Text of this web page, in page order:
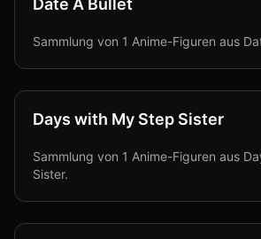
Date A Bullet
Sammlung von 1 Anime-Figuren aus
Days with My Step Sister
Sammlung von 1 Anime-Figuren aus
Sister.